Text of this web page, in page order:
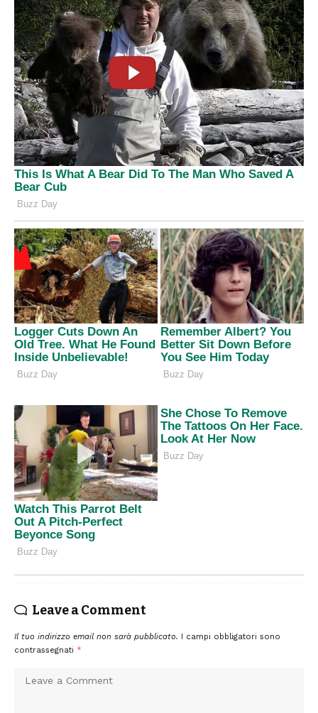
Leave a Comment
Il tuo indirizzo email non sarà pubblicato. I campi obbligatori sono
contrassegnati *